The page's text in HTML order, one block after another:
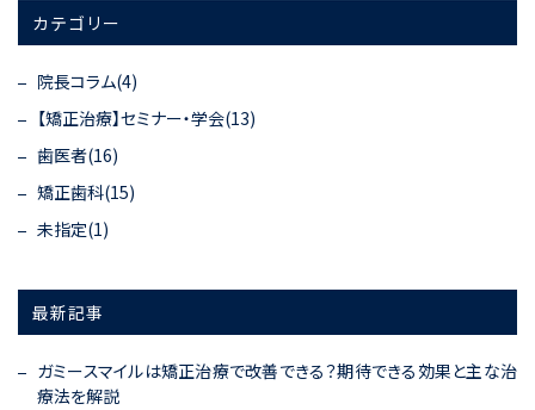
カテゴリー
院長コラム(4)
【矯正治療】セミナー・学会(13)
歯医者(16)
矯正歯科(15)
未指定(1)
最新記事
ガミースマイルは矯正治療で改善できる？期待できる効果と主な治
療法を解説